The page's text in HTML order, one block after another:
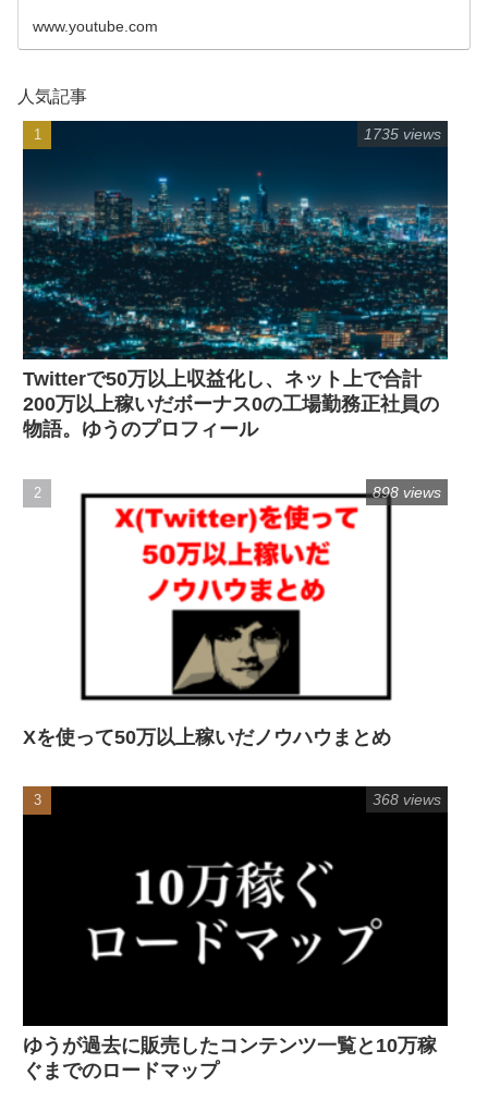
www.youtube.com
人気記事
Twitterで50万以上収益化し、ネット上で合計
200万以上稼いだボーナス0の工場勤務正社員の
物語。ゆうのプロフィール
1735 views
Xを使って50万以上稼いだノウハウまとめ
898 views
ゆうが過去に販売したコンテンツ一覧と10万稼
ぐまでのロードマップ
368 views